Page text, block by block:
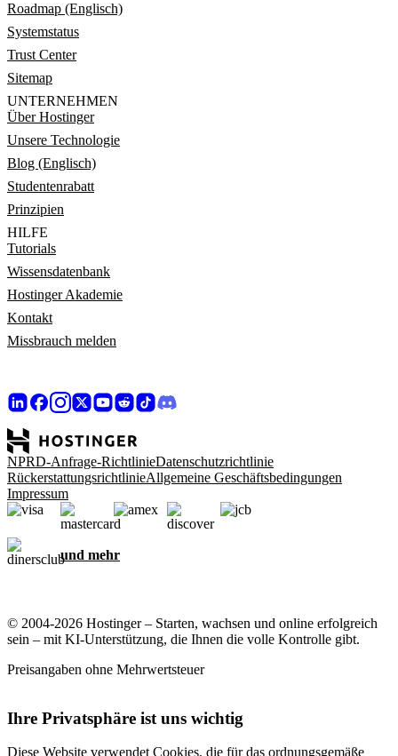
Roadmap (Englisch)
Systemstatus
Trust Center
Sitemap
UNTERNEHMEN
Über Hostinger
Unsere Technologie
Blog (Englisch)
Studentenrabatt
Prinzipien
HILFE
Tutorials
Wissensdatenbank
Hostinger Akademie
Kontakt
Missbrauch melden
NPRD-Anfrage-RichtlinieDatenschutzrichtlinie
RückerstattungsrichtlinieAllgemeine Geschäftsbedingungen
Impressum
und mehr
© 2004-2026 Hostinger – Starten, wachsen und online erfolgreich
sein – mit KI-Unterstützung, die Ihnen die volle Kontrolle gibt.
Preisangaben ohne Mehrwertsteuer
Ihre Privatsphäre ist uns wichtig
Diese Website verwendet Cookies, die für das ordnungsgemäße